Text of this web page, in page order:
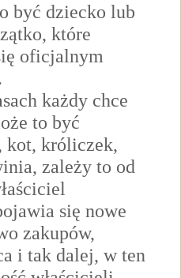
być dziecko lub
które
oficjalnym
każdy chce
to być
kot, króliczek,
zależy to od
się nowe
zakupów,
i tak dalej, w ten